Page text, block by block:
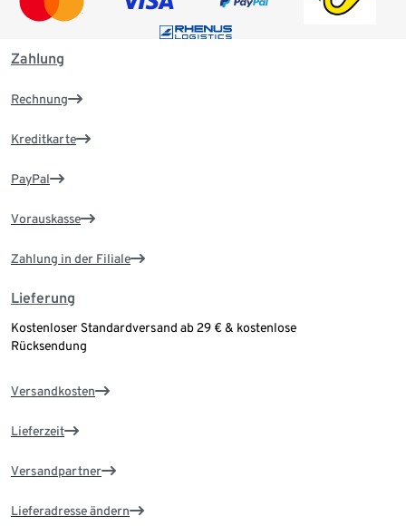
Zahlung
Rechnung
Kreditkarte
PayPal
Vorauskasse
Zahlung in der Filiale
Lieferung
Kostenloser Standardversand ab 29 € & kostenlose
Rücksendung
Versandkosten
Lieferzeit
Versandpartner
Lieferadresse ändern